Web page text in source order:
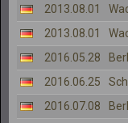
2013.08.01
2013.08.01
2016.05.28
2016.06.25
2016.07.08